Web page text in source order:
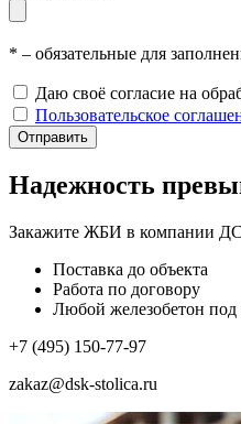
* – обязательные для
Даю своё согласие на
Пользовательское
Отправить
Надежность
Закажите ЖБИ в компании
Поставка до объекта
Работа по договору
Любой железобетон под
+7 (495) 150-77-97
zakaz@dsk-stolica.ru